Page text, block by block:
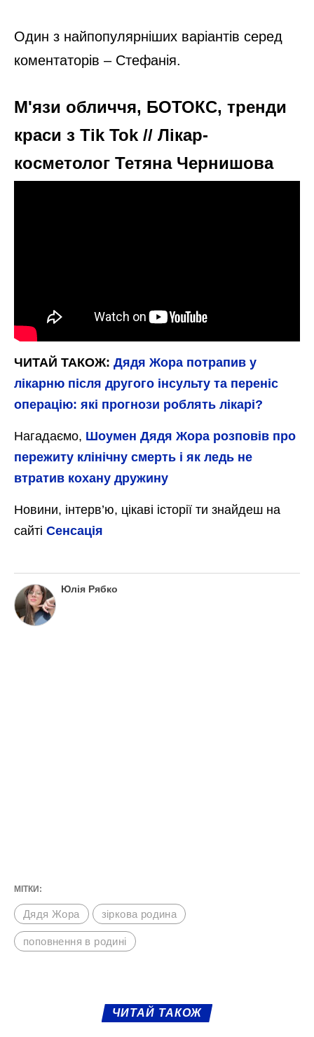
Один з найпопулярніших варіантів серед
коментаторів – Стефанія.
М'язи обличчя, БОТОКС, тренди
краси з Tik Tok // Лікар-
косметолог Тетяна Чернишова
ЧИТАЙ ТАКОЖ: Дядя Жора потрапив у
лікарню після другого інсульту та переніс
операцію: які прогнози роблять лікарі?
Нагадаємо, Шоумен Дядя Жора розповів про
пережиту клінічну смерть і як ледь не
втратив кохану дружину
Новини, інтерв’ю, цікаві історії ти знайдеш на
сайті Сенсація
Юлія Рябко
МІТКИ:
Дядя Жора зіркова родина
поповнення в родині
ЧИТАЙ ТАКОЖ